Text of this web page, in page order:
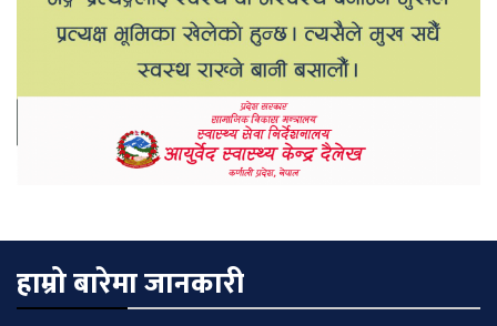
हाम्रो बारेमा जानकारी